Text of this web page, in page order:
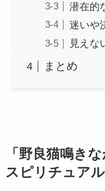
潜在的
迷いや
見えな
まとめ
「野良猫鳴き
スピリチュア